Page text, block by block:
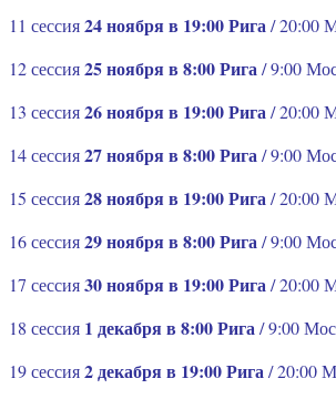
11 сессия24 ноября в 19:00 Рига/ 20:00
12 сессия25 ноября в 8:00 Рига/ 9:00
13 сессия26 ноября в 19:00 Рига/ 20:00
14 сессия27 ноября в 8:00 Рига/ 9:00
15 сессия28 ноября в 19:00 Рига/ 20:00
16 сессия29 ноября в 8:00 Рига/ 9:00
17 сессия30 ноября в 19:00 Рига/ 20:00
18 сессия 1 декабря в 8:00 Рига/ 9:00
19 сессия2 декабря в 19:00 Рига/ 20:00